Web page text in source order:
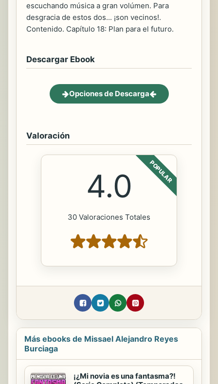
escuchando música a gran volúmen. Para
desgracia de estos dos... ¡son vecinos!.
Contenido. Capítulo 18: Plan para el futuro.
Descargar Ebook
Opciones de Descarga
Valoración
POPULAR
4.0
30 Valoraciones Totales
Más ebooks de Missael Alejandro Reyes
Burciaga
¡¿Mi novia es una fantasma?!